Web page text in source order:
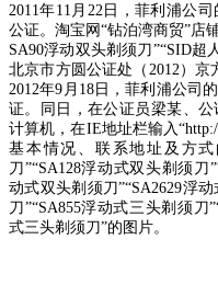
2011 年11 月 22 日，菲利浦公
公证。淘宝网“钻泊湾商贸”店
SA90浮动双头剃须刀 ”“SID超人
北京市方圆公证处（ 2012 ）京
2012年9 月 18日，菲利浦公司
证。同日，在公证员梁某、
计算机，在IE地址栏输入
基本情况、联系地址及方
刀 ”“SA128浮动式双头剃须刀
动式双头剃须刀”“SA2629浮动
刀 ”“SA855浮动式三头剃须刀
式三头剃须刀”的图片。